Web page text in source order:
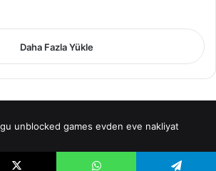
Daha Fazla Yükle
unblocked games evden eve nakliyat